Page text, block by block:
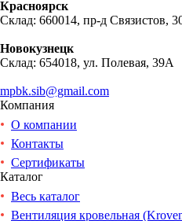
Красноярск
Склад: 660014, пр-д Связистов,
Новокузнецк
Склад: 654018, ул. Полевая, 39А
mpbk.sib@gmail.com
Компания
О компании
Контакты
Сертификаты
Каталог
Весь каталог
Вентиляция кровельная